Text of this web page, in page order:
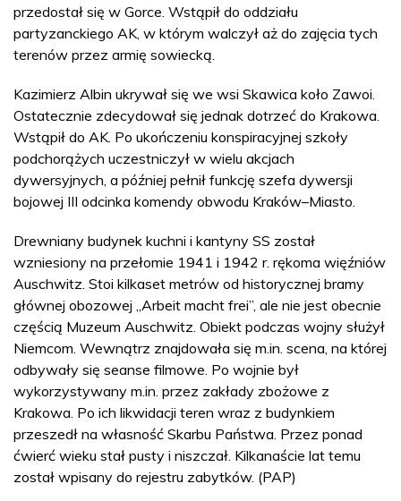
przedostał się w Gorce. Wstąpił do oddziału
partyzanckiego AK, w którym walczył aż do zajęcia tych
terenów przez armię sowiecką.
Kazimierz Albin ukrywał się we wsi Skawica koło Zawoi.
Ostatecznie zdecydował się jednak dotrzeć do Krakowa.
Wstąpił do AK. Po ukończeniu konspiracyjnej szkoły
podchorążych uczestniczył w wielu akcjach
dywersyjnych, a później pełnił funkcję szefa dywersji
bojowej III odcinka komendy obwodu Kraków–Miasto.
Drewniany budynek kuchni i kantyny SS został
wzniesiony na przełomie 1941 i 1942 r. rękoma więźniów
Auschwitz. Stoi kilkaset metrów od historycznej bramy
głównej obozowej „Arbeit macht frei”, ale nie jest obecnie
częścią Muzeum Auschwitz. Obiekt podczas wojny służył
Niemcom. Wewnątrz znajdowała się m.in. scena, na której
odbywały się seanse filmowe. Po wojnie był
wykorzystywany m.in. przez zakłady zbożowe z
Krakowa. Po ich likwidacji teren wraz z budynkiem
przeszedł na własność Skarbu Państwa. Przez ponad
ćwierć wieku stał pusty i niszczał. Kilkanaście lat temu
został wpisany do rejestru zabytków. (PAP)